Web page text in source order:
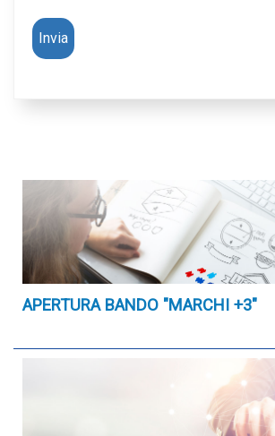
APERTURA BANDO "MARCHI +3"